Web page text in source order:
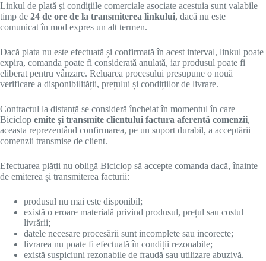
Linkul de plată și condițiile comerciale asociate acestuia sunt valabile
timp de 24 de ore de la transmiterea linkului, dacă nu este
comunicat în mod expres un alt termen.
Dacă plata nu este efectuată și confirmată în acest interval, linkul poate
expira, comanda poate fi considerată anulată, iar produsul poate fi
eliberat pentru vânzare. Reluarea procesului presupune o nouă
verificare a disponibilității, prețului și condițiilor de livrare.
Contractul la distanță se consideră încheiat în momentul în care
Biciclop emite și transmite clientului factura aferentă comenzii,
aceasta reprezentând confirmarea, pe un suport durabil, a acceptării
comenzii transmise de client.
Efectuarea plății nu obligă Biciclop să accepte comanda dacă, înainte
de emiterea și transmiterea facturii:
produsul nu mai este disponibil;
există o eroare materială privind produsul, prețul sau costul
livrării;
datele necesare procesării sunt incomplete sau incorecte;
livrarea nu poate fi efectuată în condiții rezonabile;
există suspiciuni rezonabile de fraudă sau utilizare abuzivă.